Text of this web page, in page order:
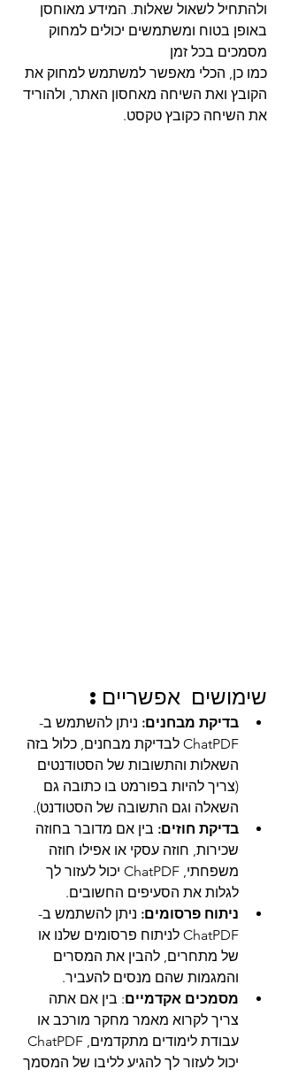
ולהתחיל לשאול שאלות. המידע מאוחסן
באופן בטוח ומשתמשים יכולים למחוק
מסמכים בכל זמן
כמו כן, הכלי מאפשר למשתמש למחוק את
הקובץ ואת השיחה מאחסון האתר, ולהוריד
את השיחה כקובץ טקסט.
שימושים אפשריים:
בדיקת מבחנים: ניתן להשתמש ב-
ChatPDF לבדיקת מבחנים, כלול בזה
השאלות והתשובות של הסטודנטים
(צריך להיות בפורמט בו כתובה גם
השאלה וגם התשובה של הסטודנט).
בדיקת חוזים: בין אם מדובר בחוזה
שכירות, חוזה עסקי או אפילו חוזה
משפחתי, ChatPDF יכול לעזור לך
לגלות את הסעיפים החשובים.
ניתוח פרסומים: ניתן להשתמש ב-
ChatPDF לניתוח פרסומים שלנו או
של מתחרים, להבין את המסרים
והמגמות שהם מנסים להעביר.
מסמכים אקדמיים: בין אם אתה
צריך לקרוא מאמר מחקר מורכב או
יכול לעזור לך להגיע לליבו של המסמך